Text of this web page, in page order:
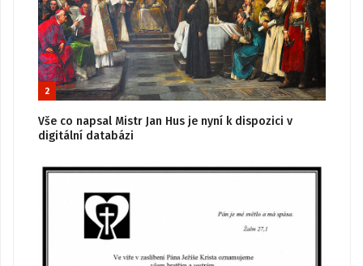
2
Vše co napsal Mistr Jan Hus je nyní k dispozici v
digitální databázi